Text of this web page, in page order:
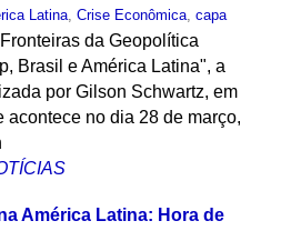
Latina, Crise Econômica, capa
da Geopolítica
Brasil e América Latina", a
por Gilson Schwartz, em
acontece no dia 28 de março,
América Latina: Hora de